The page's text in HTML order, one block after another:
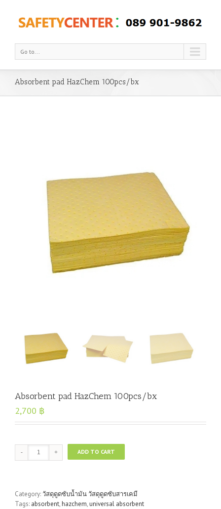
Go to...
Absorbent pad HazChem 100pcs/bx
Absorbent pad HazChem 100pcs/bx
2,700 ฿
Absorbent
pad
ADD TO CART
Category:วัสดุดูดซับน้ำมัน วัสดุดูดซับสารเคมี
Tags: absorbent,hazchem,universal absorbent